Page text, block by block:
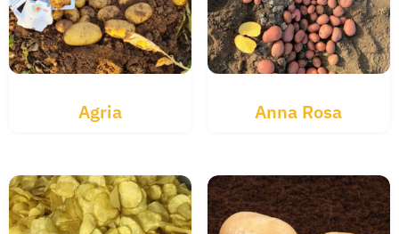
Agria Anna Rosa